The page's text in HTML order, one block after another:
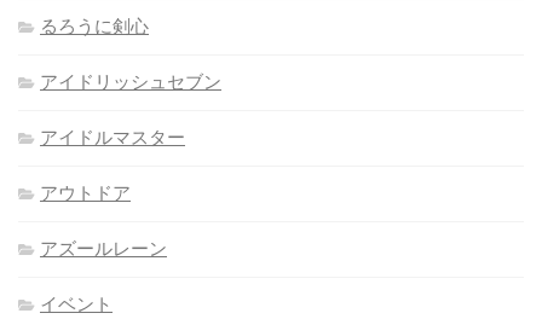
るろうに剣心
アイドリッシュセブン
アイドルマスター
アウトドア
アズールレーン
イベント